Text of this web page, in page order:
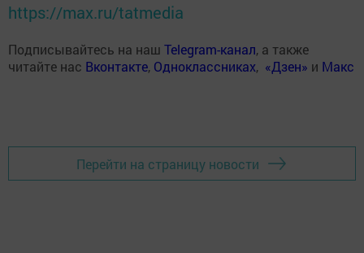
https://max.ru/tatmedia
Подписывайтесь на наш Telegram-канал, а также
читайте нас Вконтакте, Одноклассниках, «Дзен» и Макс
Перейти на страницу новости